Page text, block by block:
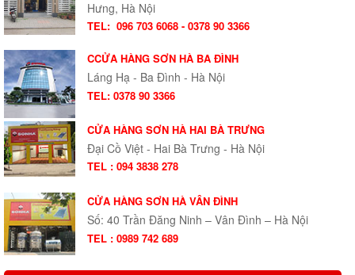
Hưng, Hà Nội
TEL: 096 703 6068 - 0378 90 3366
CCỬA HÀNG SƠN HÀ BA ĐÌNH
Láng Hạ - Ba Đình - Hà Nội
TEL: 0378 90 3366
CỬA HÀNG SƠN HÀ HAI BÀ TRƯNG
Đại Cồ Việt - Hai Bà Trưng - Hà Nội
TEL : 094 3838 278
CỬA HÀNG SƠN HÀ VÂN ĐÌNH
Số: 40 Trần Đăng Ninh – Vân Đình – Hà Nội
TEL : 0989 742 689